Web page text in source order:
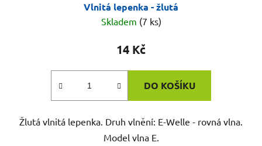
Vlnitá lepenka - žlutá
Skladem (7 ks)
14 Kč
DO KOŠÍKU
Žlutá vlnitá lepenka. Druh vlnění: E-Welle - rovná vlna.
Model vlna E.